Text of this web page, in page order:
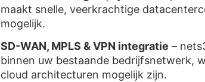
maakt snelle, veerkrachtige
mogelijk.
SD-WAN, MPLS & VPN integratie –
binnen uw bestaande bedrijfsnetwerk,
cloud architecturen mogelijk zijn.